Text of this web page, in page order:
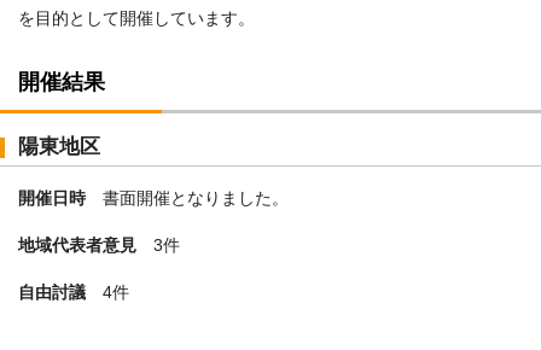
を目的として開催しています。
開催結果
陽東地区
開催日時 書面開催となりました。
地域代表者意見 3件
自由討議 4件